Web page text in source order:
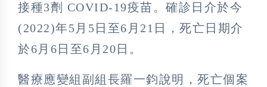
接種3劑 COVID-19疫苗。確診日介於今
(2022)年5月5日至6月21日，死亡日期介
於6月6日至6月20日。
醫療應變組副組長羅一鈞說明，死亡個案